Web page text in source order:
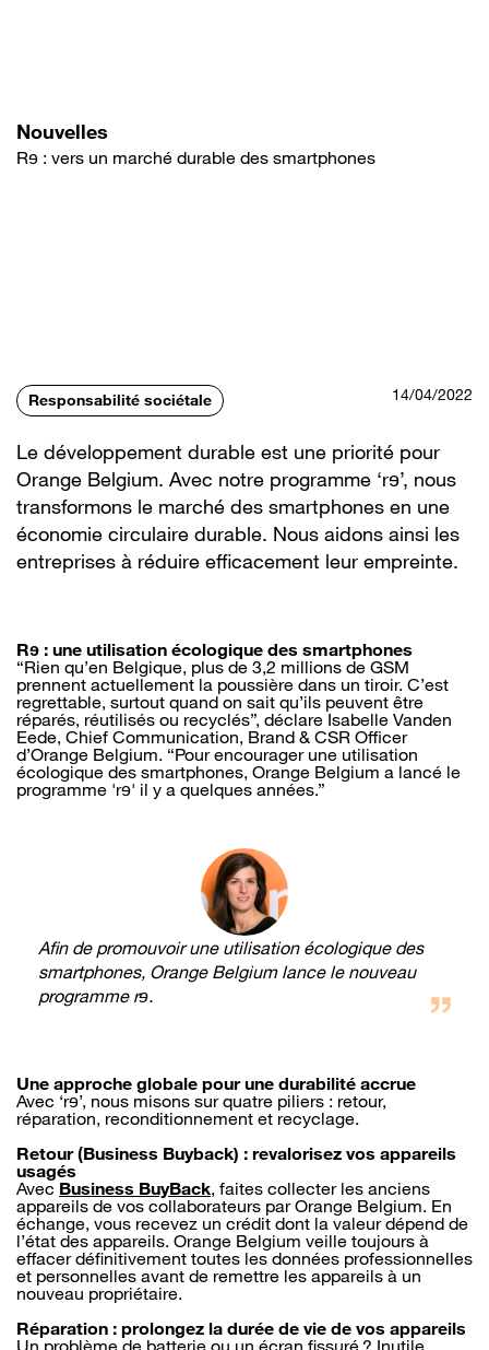
Nouvelles
Rɘ : vers un marché durable des smartphones
Responsabilité sociétale 14/04/2022
Le développement durable est une priorité pour
Orange Belgium. Avec notre programme ‘rɘ’, nous
transformons le marché des smartphones en une
économie circulaire durable. Nous aidons ainsi les
entreprises à réduire efficacement leur empreinte.
Rɘ : une utilisation écologique des smartphones
“Rien qu’en Belgique, plus de 3,2 millions de GSM
prennent actuellement la poussière dans un tiroir. C’est
regrettable, surtout quand on sait qu’ils peuvent être
réparés, réutilisés ou recyclés”, déclare Isabelle Vanden
Eede, Chief Communication, Brand & CSR Officer
d’Orange Belgium. “Pour encourager une utilisation
écologique des smartphones, Orange Belgium a lancé le
programme 'rɘ' il y a quelques années.”
Afin de promouvoir une utilisation écologique des
smartphones, Orange Belgium lance le nouveau
programme rɘ.
Une approche globale pour une durabilité accrue
Avec ‘rɘ’, nous misons sur quatre piliers : retour,
réparation, reconditionnement et recyclage.
Retour (Business Buyback) : revalorisez vos appareils
usagés
Avec Business BuyBack, faites collecter les anciens
appareils de vos collaborateurs par Orange Belgium. En
échange, vous recevez un crédit dont la valeur dépend de
l’état des appareils. Orange Belgium veille toujours à
effacer définitivement toutes les données professionnelles
et personnelles avant de remettre les appareils à un
nouveau propriétaire.
Réparation : prolongez la durée de vie de vos appareils
Un problème de batterie ou un écran fissuré ? Inutile